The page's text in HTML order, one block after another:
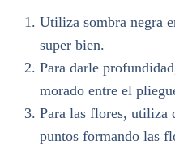
Utiliza sombra negra
super bien.
Para darle
morado entre el
Para las flores, utiliza
puntos formando las